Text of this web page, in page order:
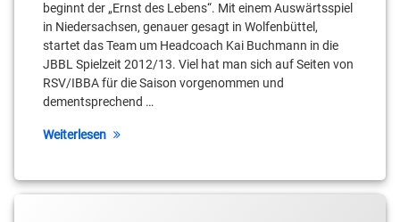
beginnt der „Ernst des Lebens“. Mit einem Auswärtsspiel
in Niedersachsen, genauer gesagt in Wolfenbüttel,
startet das Team um Headcoach Kai Buchmann in die
JBBL Spielzeit 2012/13. Viel hat man sich auf Seiten von
RSV/IBBA für die Saison vorgenommen und
dementsprechend …
Weiterlesen